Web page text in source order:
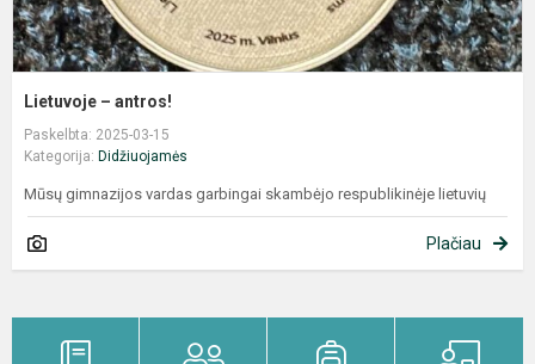
Lietuvoje – antros!
Paskelbta: 2025-03-15
Kategorija: Didžiuojamės
Mūsų gimnazijos vardas garbingai skambėjo respublikinėje lietuvių
Plačiau